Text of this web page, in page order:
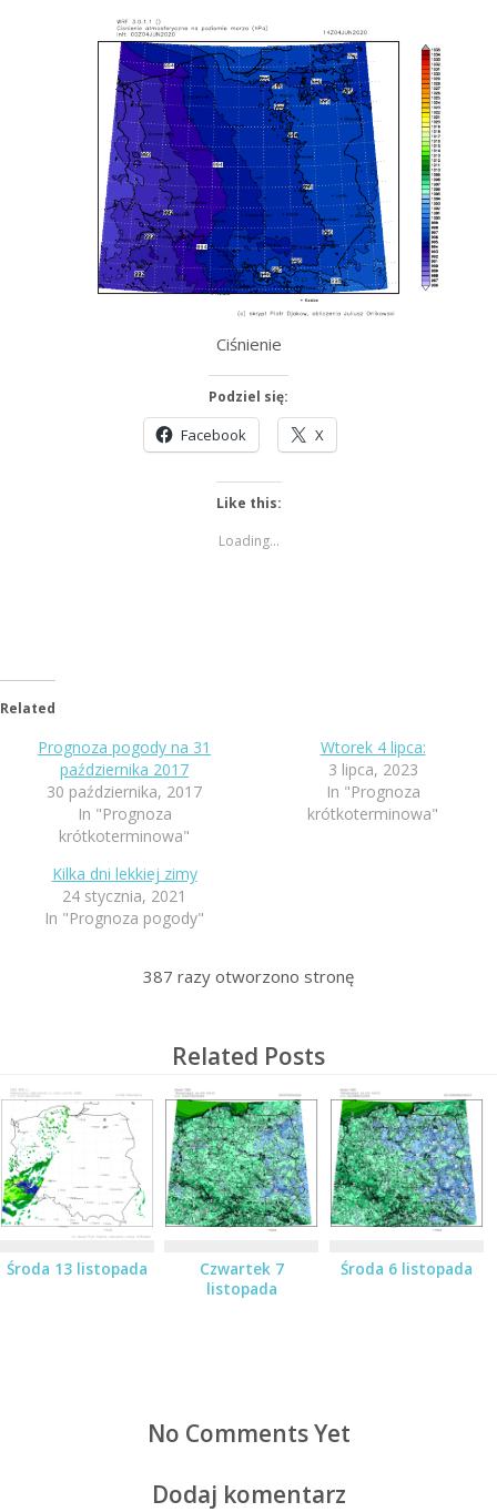
Ciśnienie
Podziel się:
Facebook X
Like this:
Loading...
Related
Prognoza pogody na 31
października 2017
30 października, 2017
In "Prognoza
krótkoterminowa"
Wtorek 4 lipca:
3 lipca, 2023
In "Prognoza
krótkoterminowa"
Kilka dni lekkiej zimy
24 stycznia, 2021
In "Prognoza pogody"
387 razy otworzono stronę
Related Posts
Środa 13 listopada
Czwartek 7
listopada
Środa 6 listopada
No Comments Yet
Dodaj komentarz